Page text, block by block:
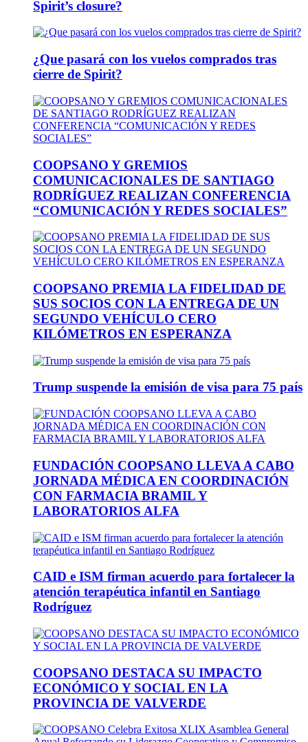
Spirit’s closure?
¿Que pasará con los vuelos comprados tras
cierre de Spirit?
COOPSANO Y GREMIOS
COMUNICACIONALES DE SANTIAGO
RODRÍGUEZ REALIZAN CONFERENCIA
“COMUNICACIÓN Y REDES SOCIALES”
COOPSANO PREMIA LA FIDELIDAD DE
SUS SOCIOS CON LA ENTREGA DE UN
SEGUNDO VEHÍCULO CERO
KILÓMETROS EN ESPERANZA
Trump suspende la emisión de visa para 75 país
FUNDACIÓN COOPSANO LLEVA A CABO
JORNADA MÉDICA EN COORDINACIÓN
CON FARMACIA BRAMIL Y
LABORATORIOS ALFA
CAID e ISM firman acuerdo para fortalecer la
atención terapéutica infantil en Santiago
Rodríguez
COOPSANO DESTACA SU IMPACTO
ECONÓMICO Y SOCIAL EN LA
PROVINCIA DE VALVERDE